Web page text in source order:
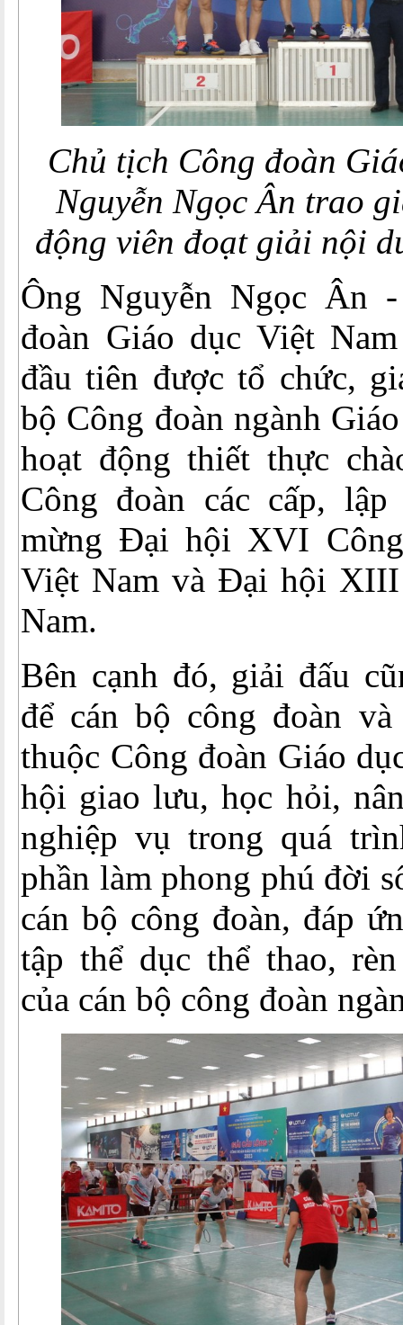
Chủ tịch Công đoàn
Nguyễn Ngọc Ân trao
động viên đoạt giải nội
Ông Nguyễn Ngọc Ân
đoàn Giáo dục Việt
đầu tiên được tổ chức,
bộ Công đoàn ngành
hoạt động thiết thực
Công đoàn các cấp,
mừng Đại hội XVI
Việt Nam và Đại hội XIII
Nam.
Bên cạnh đó, giải đấu
để cán bộ công đoàn
thuộc Công đoàn Giáo
hội giao lưu, học hỏi,
nghiệp vụ trong quá
phần làm phong phú đời
cán bộ công đoàn, đáp
tập thể dục thể thao,
của cán bộ công đoàn